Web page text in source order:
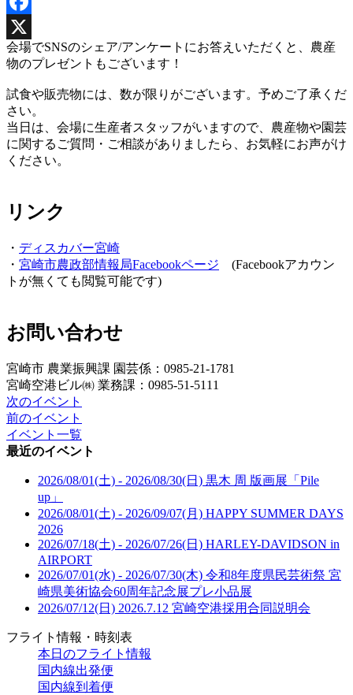
Facebook
X
会場でSNSのシェア/アンケートにお答えいただくと、農産
物のプレゼントもございます！
試食や販売物には、数が限りがございます。予めご了承くだ
さい。
当日は、会場に生産者スタッフがいますので、農産物や園芸
に関するご質問・ご相談がありましたら、お気軽にお声がけ
ください。
リンク
・ ディスカバー宮崎
・ 宮崎市農政部情報局Facebookページ (Facebookアカウン
トが無くても閲覧可能です)
お問い合わせ
宮崎市 農業振興課 園芸係：0985-21-1781
宮崎空港ビル㈱ 業務課：0985-51-5111
次のイベント
前のイベント
イベント一覧
最近のイベント
2026/08/01(土) - 2026/08/30(日) 黒木 周 版画展「Pile
up」
2026/08/01(土) - 2026/09/07(月) HAPPY SUMMER DAYS
2026
2026/07/18(土) - 2026/07/26(日) HARLEY-DAVIDSON in
AIRPORT
2026/07/01(水) - 2026/07/30(木) 令和8年度県民芸術祭 宮
崎県美術協会60周年記念展プレ小品展
2026/07/12(日) 2026.7.12 宮崎空港採用合同説明会
フライト情報・時刻表
本日のフライト情報
国内線出発便
国内線到着便